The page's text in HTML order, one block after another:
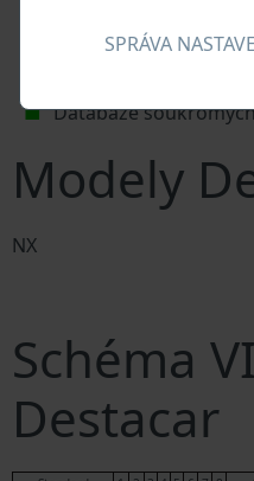
SPRÁVA
Dodavatelé
Národní registr
Databáze
Modely
NX
Schéma
Destacar